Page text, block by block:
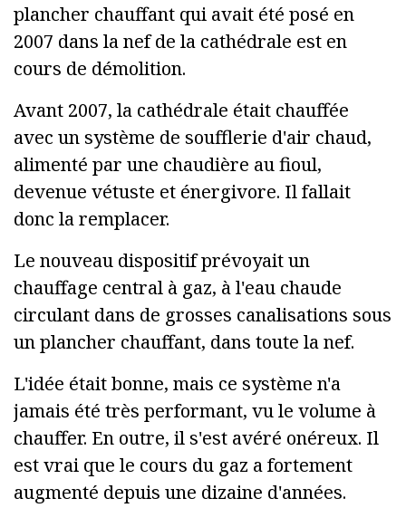
plancher chauffant qui avait été posé en
2007 dans la nef de la cathédrale est en
cours de démolition.
Avant 2007, la cathédrale était chauffée
avec un système de soufflerie d'air chaud,
alimenté par une chaudière au fioul,
devenue vétuste et énergivore. Il fallait
donc la remplacer.
Le nouveau dispositif prévoyait un
chauffage central à gaz, à l'eau chaude
circulant dans de grosses canalisations sous
un plancher chauffant, dans toute la nef.
L'idée était bonne, mais ce système n'a
jamais été très performant, vu le volume à
chauffer. En outre, il s'est avéré onéreux. Il
est vrai que le cours du gaz a fortement
augmenté depuis une dizaine d'années.